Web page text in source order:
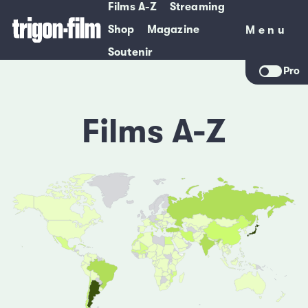
Films A-Z
Streaming
Shop
Magazine
Soutenir
Menu
Menu
Pro
Films A-Z